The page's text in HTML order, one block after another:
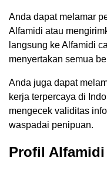
Anda dapat melamar
Alfamidi atau
langsung ke Alfamidi
menyertakan semua
Anda juga dapat
kerja terpercaya di
mengecek validitas
waspadai penipuan.
Profil Alfamidi